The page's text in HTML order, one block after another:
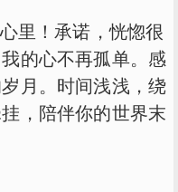
里！承诺，恍惚很
的心不再孤单。感
月。时间浅浅，绕
，陪伴你的世界末